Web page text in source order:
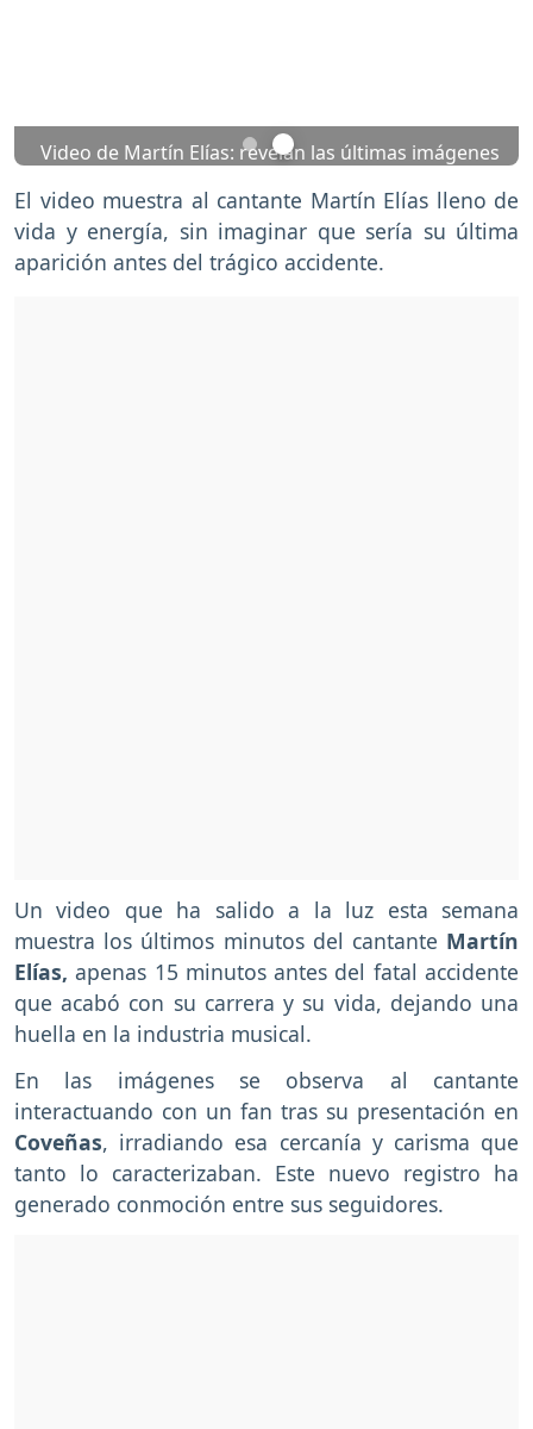
Video de Martín Elías: revelan las últimas imágenes
El video muestra al cantante Martín Elías lleno de
vida y energía, sin imaginar que sería su última
aparición antes del trágico accidente.
Un video que ha salido a la luz esta semana
muestra los últimos minutos del cantante Martín
Elías, apenas 15 minutos antes del fatal accidente
que acabó con su carrera y su vida, dejando una
huella en la industria musical.
En las imágenes se observa al cantante
interactuando con un fan tras su presentación en
Coveñas, irradiando esa cercanía y carisma que
tanto lo caracterizaban. Este nuevo registro ha
generado conmoción entre sus seguidores.